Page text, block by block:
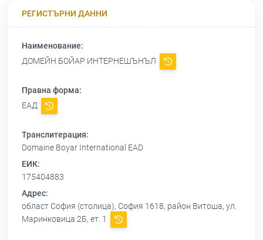
РЕГИСТЪРНИ ДАННИ
Наименование:
ДОМЕЙН БОЙАР ИНТЕРНЕШЪНЪЛ
Правна форма:
ЕАД
Транслитерация:
Domaine Boyar International EAD
ЕИК:
175404883
Адрес:
област София (столица), София 1618, район Витоша, ул.
Маринковица 2Б, ет. 1